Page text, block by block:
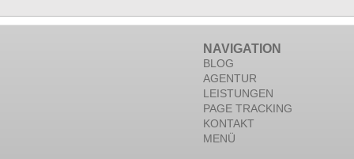
NAVIGATION
BLOG
AGENTUR
LEISTUNGEN
PAGE TRACKING
KONTAKT
MENÜ